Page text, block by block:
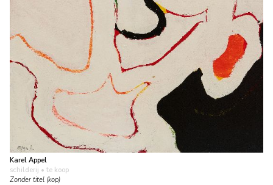
Karel Appel
schilderij • te koop
Zonder titel (kop)